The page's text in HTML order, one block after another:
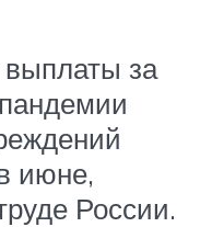
за
июне,
России.